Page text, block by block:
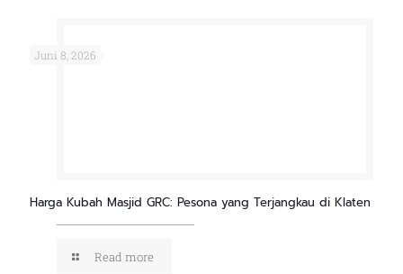
Juni 8, 2026
Harga Kubah Masjid GRC: Pesona yang Terjangkau di Klaten
Read more